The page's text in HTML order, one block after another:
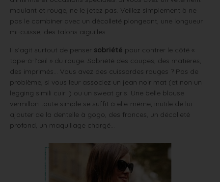
moulant et rouge, ne le jetez pas. Veillez simplement à ne
pas le combiner avec un décolleté plongeant, une longueur
mi-cuisse, des talons aiguilles.
Il s’agit surtout de penser sobriété pour contrer le côté «
tape-à-l’œil » du rouge. Sobriété des coupes, des matières,
des imprimés… Vous avez des cuissardes rouges ? Pas de
problème, si vous leur associez un jean noir mat (et non un
legging simili cuir !) ou un sweat gris. Une belle blouse
vermillon toute simple se suffit à elle-même, inutile de lui
ajouter de la dentelle à gogo, des fronces, un décolleté
profond, un maquillage chargé…